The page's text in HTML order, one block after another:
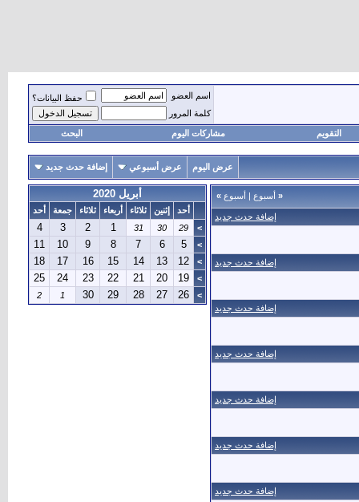
اسم العضو
حفظ البيانات؟
كلمة المرور
التقويم مشاركات اليوم البحث
عرض اليوم عرض أسبوعي إضافة حدث جديد
« أسبوع | أسبوع »
إضافة حدث جديد
إضافة حدث جديد
إضافة حدث جديد
إضافة حدث جديد
إضافة حدث جديد
إضافة حدث جديد
إضافة حدث جديد
أبريل 2020
أحد إثنين ثلاثاء أربعاء ثلاثاء جمعة
أحد
>
29
30
31
1
2
3
4
>
5
6
7
8
9
10
11
>
12
13
14
15
16
17
18
>
19
20
21
22
23
24
25
>
26
27
28
29
30
1
2